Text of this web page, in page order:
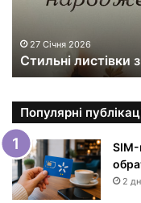
т
к
и
з
Д
н
27 Січня 2026
Стильні листівки
Популярні
SIM-
2